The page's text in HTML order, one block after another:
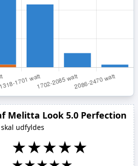
Melitta Look 5.0 Perfection
skal udfyldes
★★★★★